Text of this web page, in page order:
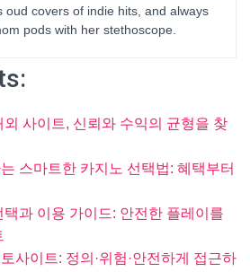
oud covers of indie hits, and always
pods with her stethoscope.
외 사이트, 신뢰와 수익의 균형을 찾
스마트한 카지노 선택법: 혜택부터
과 이용 가이드: 안전한 플레이를
사이트: 정의·위험·안전하게 접근하